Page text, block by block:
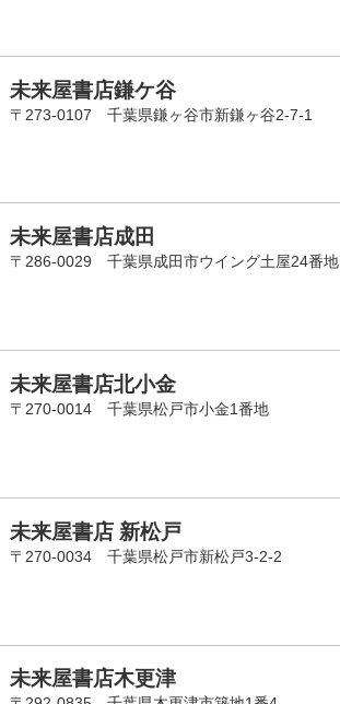
未来屋書店鎌ケ谷
〒273-0107 千葉県鎌ヶ谷市新鎌ヶ谷2-7-1
未来屋書店成田
〒286-0029 千葉県成田市ウイング土屋24番地
未来屋書店北小金
〒270-0014 千葉県松戸市小金1番地
未来屋書店 新松戸
〒270-0034 千葉県松戸市新松戸3-2-2
未来屋書店木更津